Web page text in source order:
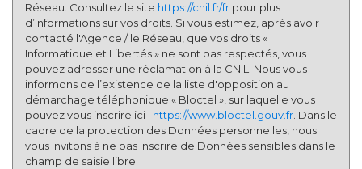
Réseau. Consultez le site https://cnil.fr/fr pour plus
d’informations sur vos droits. Si vous estimez, après avoir
contacté l'Agence / le Réseau, que vos droits «
Informatique et Libertés » ne sont pas respectés, vous
pouvez adresser une réclamation à la CNIL. Nous vous
informons de l’existence de la liste d'opposition au
démarchage téléphonique « Bloctel », sur laquelle vous
pouvez vous inscrire ici : https://www.bloctel.gouv.fr. Dans le
cadre de la protection des Données personnelles, nous
vous invitons à ne pas inscrire de Données sensibles dans le
champ de saisie libre.